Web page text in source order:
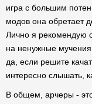
игра с большим
модов она обретает
Лично я рекомендую
на ненужные
да, если решите
интересно слышать,
В общем, арчеры -